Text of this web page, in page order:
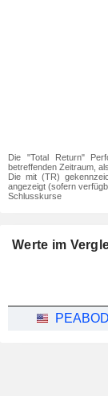
Die "Total Return"
betreffenden Zeitraum,
Die mit (TR)
angezeigt (sofern
Schlusskurse
Werte im